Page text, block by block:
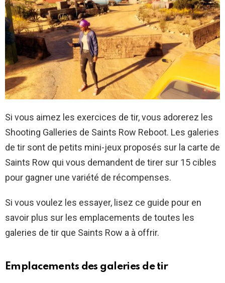
Si vous aimez les exercices de tir, vous adorerez les
Shooting Galleries de Saints Row Reboot. Les galeries
de tir sont de petits mini-jeux proposés sur la carte de
Saints Row qui vous demandent de tirer sur 15 cibles
pour gagner une variété de récompenses.
Si vous voulez les essayer, lisez ce guide pour en
savoir plus sur les emplacements de toutes les
galeries de tir que Saints Row a à offrir.
Emplacements des galeries de tir